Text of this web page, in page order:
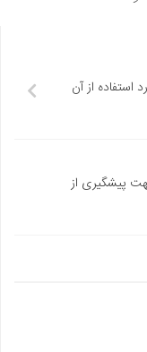
استفاده از آن
پیشگیری از